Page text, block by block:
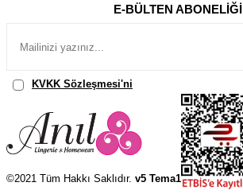
E-BÜLTEN ABONELIĞI
KVKK Sözleşmesi'ni
©2021 Tüm Hakkı Saklıdır. v5 Tema1